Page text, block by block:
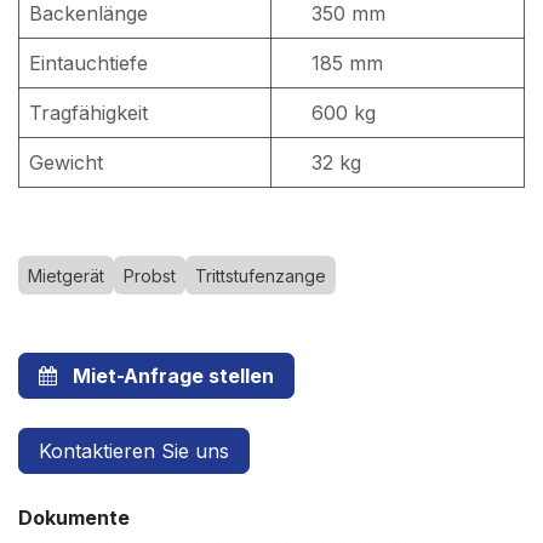
Backenlänge 350 mm
Eintauchtiefe 185 mm
Tragfähigkeit 600 kg
Gewicht 32 kg
Mietgerät Probst Trittstufenzange
Miet-Anfrage stellen
Kontaktieren Sie uns
Dokumente